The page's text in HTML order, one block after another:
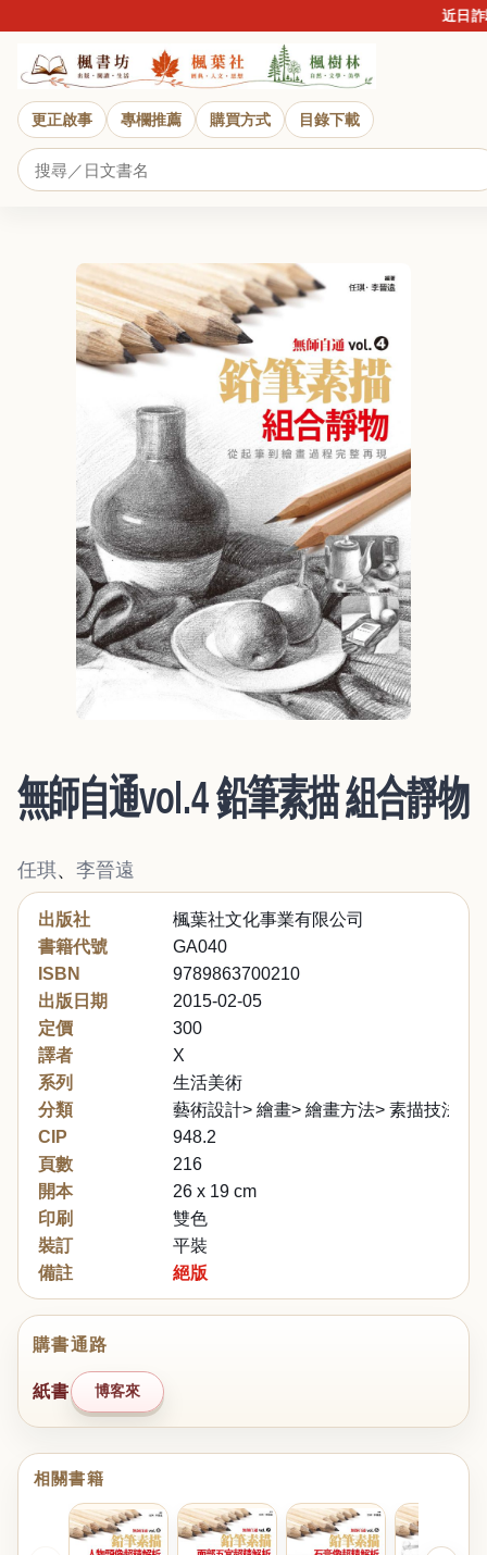
近日詐騙
更正啟事 專欄推薦 購買方式 目錄下載
無師自通vol.4 鉛筆素描 組合靜物
任琪、 李晉遠
出版社
楓葉社文化事業有限公司
書籍代號
GA040
ISBN
9789863700210
出版日期
2015-02-05
定價
300
譯者
X
系列
生活美術
分類
藝術設計> 繪畫> 繪畫方法> 素描技法
CIP
948.2
頁數
216
開本
26 x 19 cm
印刷
雙色
裝訂
平裝
備註
絕版
購書通路
紙書 博客來
相關書籍